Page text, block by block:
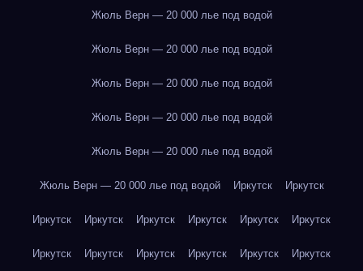
Жюль Верн — 20 000 лье под водой
Жюль Верн — 20 000 лье под водой
Жюль Верн — 20 000 лье под водой
Жюль Верн — 20 000 лье под водой
Жюль Верн — 20 000 лье под водой
Жюль Верн — 20 000 лье под водой Иркутск Иркутск
Иркутск Иркутск Иркутск Иркутск Иркутск Иркутск
Иркутск Иркутск Иркутск Иркутск Иркутск Иркутск